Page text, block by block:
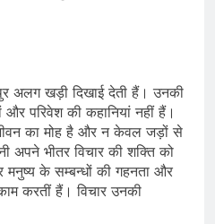
अलग खड़ी दिखाई देती हैं। उनकी
परिवेश की कहानियां नहीं हैं।
का मोह है और न केवल जड़ों से
अपने भीतर विचार की शक्ति को
के सम्बन्धों की गहनता और
करतीं हैं। विचार उनकी